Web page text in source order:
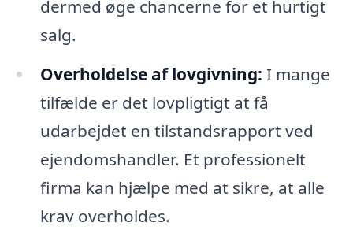
dermed øge chancerne for et hurtigt
salg.
Overholdelse af lovgivning: I mange
tilfælde er det lovpligtigt at få
udarbejdet en tilstandsrapport ved
ejendomshandler. Et professionelt
firma kan hjælpe med at sikre, at alle
krav overholdes.